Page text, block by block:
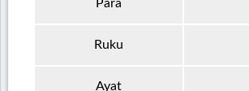
Para
Ruku
Ayat